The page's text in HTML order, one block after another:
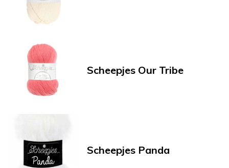
Scheepjes Our Tribe
Scheepjes Panda